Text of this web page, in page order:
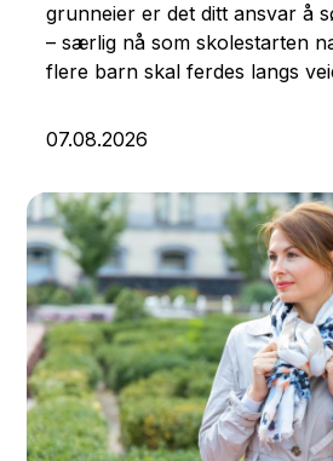
07.08.2026
grunneier er det ditt ansvar å
– særlig nå som skolestarten
flere barn skal ferdes langs